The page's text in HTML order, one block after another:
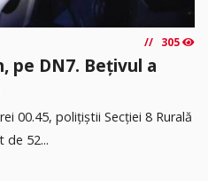
305
pe DN7. Bețivul a
00.45, polițiștii Secției 8 Rurală
de 52...